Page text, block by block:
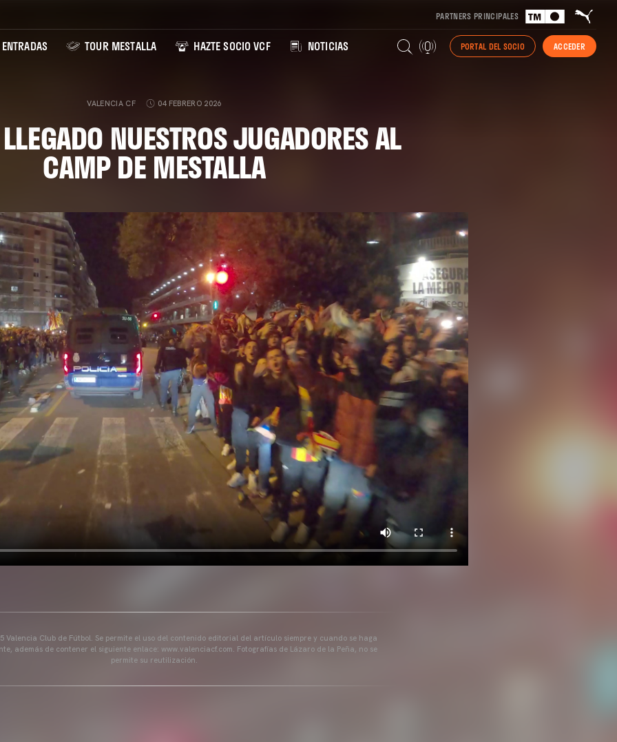
PARTNERS PRINCIPALES
ENTRADAS TOUR MESTALLA HAZTE SOCIO VCF NOTICIAS PORTAL DEL SOCIO ACCEDER
VALENCIA CF 04 FEBRERO 2026
NUESTROS JUGADORES AL
CAMP DE MESTALLA
Valencia Club de Fútbol. Se permite el uso del contenido editorial del artículo siempre y cuando se haga
además de contener el siguiente enlace: www.valenciacf.com. Fotografías de Lázaro de la Peña, no se
permite su reutilización.